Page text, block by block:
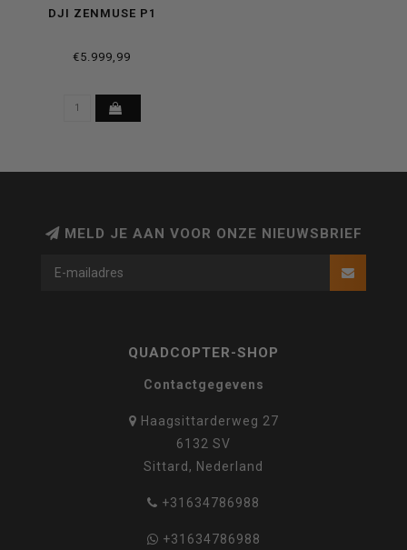
DJI ZENMUSE P1
€5.999,99
MELD JE AAN VOOR ONZE NIEUWSBRIEF
QUADCOPTER-SHOP
Contactgegevens
Haagsittarderweg 27
6132 SV
Sittard, Nederland
+31634786988
+31634786988